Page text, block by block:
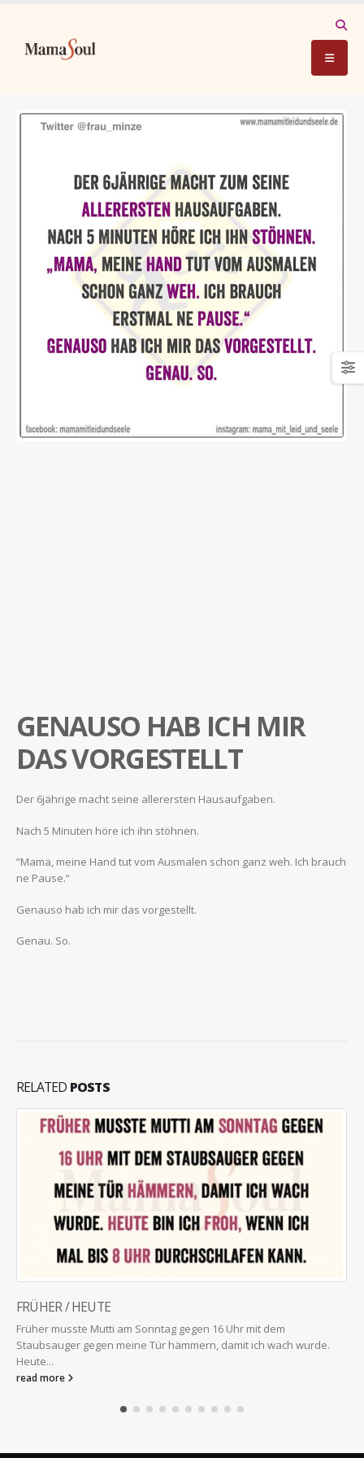
GENAUSO HAB ICH MIR
DAS VORGESTELLT
Der 6jährige macht seine allerersten Hausaufgaben.
Nach 5 Minuten höre ich ihn stöhnen.
“Mama, meine Hand tut vom Ausmalen schon ganz weh. Ich brauch
ne Pause.“
Genauso hab ich mir das vorgestellt.
Genau. So.
RELATED POSTS
FRÜHER / HEUTE
Früher musste Mutti am Sonntag gegen 16 Uhr mit dem
Staubsauger gegen meine Tür hämmern, damit ich wach wurde.
Heute...
read more